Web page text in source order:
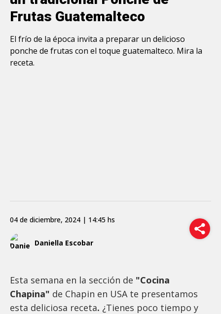
Frutas Guatemalteco
El frío de la época invita a preparar un delicioso
ponche de frutas con el toque guatemalteco. Mira la
receta.
Daniella Escobar
04 de diciembre, 2024 | 14:45 hs
Esta semana en la sección de "Cocina
Chapina" de Chapin en USA te presentamos
esta deliciosa receta. ¿Tienes poco tiempo y